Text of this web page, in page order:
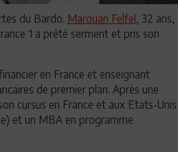
du Bardo. Marouan Felfel , 32 ans,
1 a prêté serment et pris son
en France et enseignant
de premier plan. Après une
cursus en France et aux Etats-Unis
et un MBA en programme